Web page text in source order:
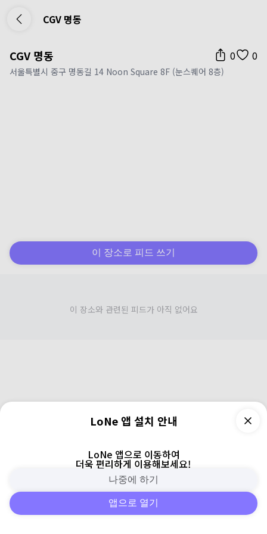
CGV 명동
CGV 명동 0 0
서울특별시 중구 명동길 14 Noon Square 8F (눈스퀘어 8층)
이 장소로 피드 쓰기
이 장소와 관련된 피드가 아직 없어요
피드 주변 검색 로그인
LoNe 앱 설치 안내
LoNe 앱으로 이동하여
더욱 편리하게 이용해보세요!
나중에 하기
앱으로 열기